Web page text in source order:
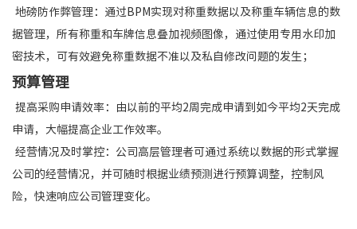
地磅防作弊管理：通过BPM实现对称重数据以及称重车辆信息的数
据管理，所有称重和车牌信息叠加视频图像，通过使用专用水印加
密技术，可有效避免称重数据不准以及私自修改问题的发生；
预算管理
提高采购申请效率：由以前的平均2周完成申请到如今平均2天完成
申请，大幅提高企业工作效率。
经营情况及时掌控：公司高层管理者可通过系统以数据的形式掌握
公司的经营情况，并可随时根据业绩预测进行预算调整，控制风
险，快速响应公司管理变化。